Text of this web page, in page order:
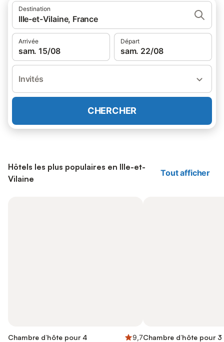
Destination
Ille-et-Vilaine, France
Arrivée
sam. 15/08
Départ
sam. 22/08
Invités
CHERCHER
Hôtels les plus populaires en Ille-et-
Vilaine
Tout afficher
Chambre d’hôte pour 4
9,7Chambre d’hôte pour 3